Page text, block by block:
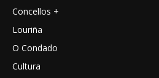
Concellos +
Louriña
O Condado
Cultura